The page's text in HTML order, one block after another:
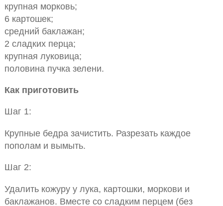
крупная морковь;
6 картошек;
средний баклажан;
2 сладких перца;
крупная луковица;
половина пучка зелени.
Как приготовить
Шаг 1:
Крупные бедра зачистить. Разрезать каждое
пополам и вымыть.
Шаг 2:
Удалить кожуру у лука, картошки, моркови и
баклажанов. Вместе со сладким перцем (без